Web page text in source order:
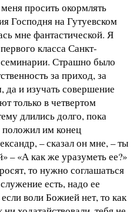
просить окормлять
Господня на Гутуевском
мне фантастической. Я
класса Санкт-
Страшно было
за приход, за
и изучать совершение
только в четвертом
длились долго, пока
им конец
– сказал он мне, – ты
– «А как же уразуметь ее?»
то нужно соглашаться
есть, надо ее
воли Божией нет, то как